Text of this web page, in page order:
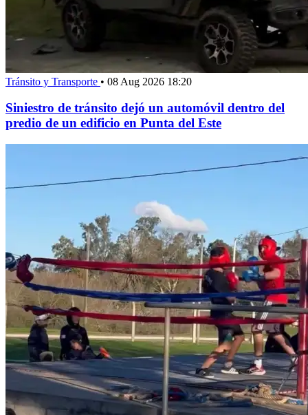
Tránsito y Transporte • 08 Aug 2026 18:20
Siniestro de tránsito dejó un automóvil dentro del
predio de un edificio en Punta del Este